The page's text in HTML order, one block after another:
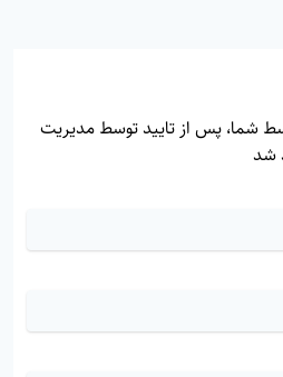
شما، پس از تایید توسط مدیریت
شد